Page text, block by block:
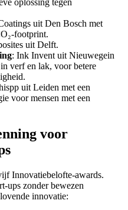
oplossing tegen
uit Den Bosch met
footprint.
uit Delft.
: Ink Invent uit Nieuwegein
verf en lak, voor betere
uit Leiden met een
voor mensen met een
voor
Innovatiebelofte-awards.
ups zonder bewezen
innovatie: